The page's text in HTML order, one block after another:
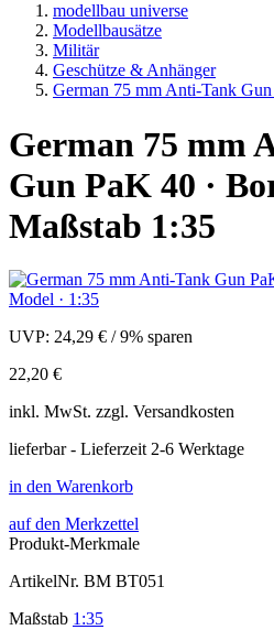
modellbau universe
Modellbausätze
Militär
Geschütze & Anhänger
German 75 mm Anti-Tank
German 75 mm
Gun PaK 40 ·
Maßstab 1:35
UVP: 24,29 € /9% sparen
22,20 €
inkl. MwSt. zzgl. Versandkosten
lieferbar - Lieferzeit 2-6 Werktage
in den Warenkorb
auf den Merkzettel
Produkt-Merkmale
ArtikelNr. BM BT051
Maßstab 1:35